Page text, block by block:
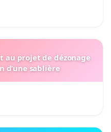
au projet de dézonage
d’une sablière